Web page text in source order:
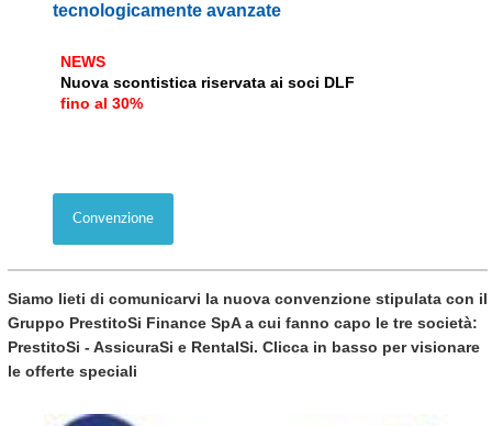
tecnologicamente avanzate
NEWS
Nuova scontistica riservata ai soci DLF
fino al 30%
Convenzione
Siamo lieti di comunicarvi la nuova convenzione stipulata con il
Gruppo PrestitoSi Finance SpAa cui fanno capo le tre società:
PrestitoSi - AssicuraSi e RentalSi. Clicca in basso per visionare
le offerte speciali